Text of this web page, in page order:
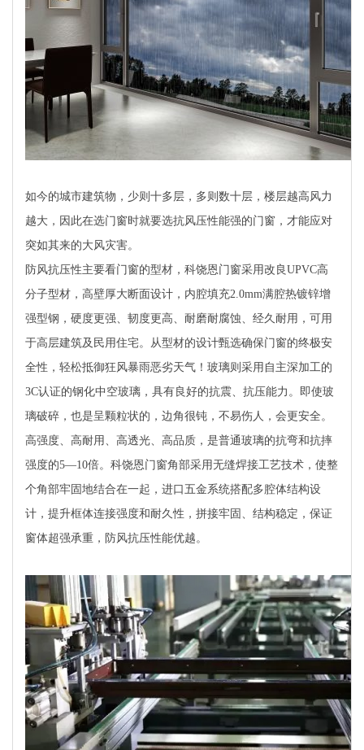
如今的城市建筑物，少则十多层，多则数十层，楼层越高风力
越大，因此在选门窗时就要选抗风压性能强的门窗，才能应对
突如其来的大风灾害。
防风抗压性主要看门窗的型材，科饶恩门窗采用改良UPVC高
分子型材，高壁厚大断面设计，内腔填充2.0mm满腔热镀锌增
强型钢，硬度更强、韧度更高、耐磨耐腐蚀、经久耐用，可用
于高层建筑及民用住宅。从型材的设计甄选确保门窗的终极安
全性，轻松抵御狂风暴雨恶劣天气！玻璃则采用自主深加工的
3C认证的钢化中空玻璃，具有良好的抗震、抗压能力。即使玻
璃破碎，也是呈颗粒状的，边角很钝，不易伤人，会更安全。
高强度、高耐用、高透光、高品质，是普通玻璃的抗弯和抗摔
强度的5—10倍。科饶恩门窗角部采用无缝焊接工艺技术，使整
个角部牢固地结合在一起，进口五金系统搭配多腔体结构设
计，提升框体连接强度和耐久性，拼接牢固、结构稳定，保证
窗体超强承重，防风抗压性能优越。